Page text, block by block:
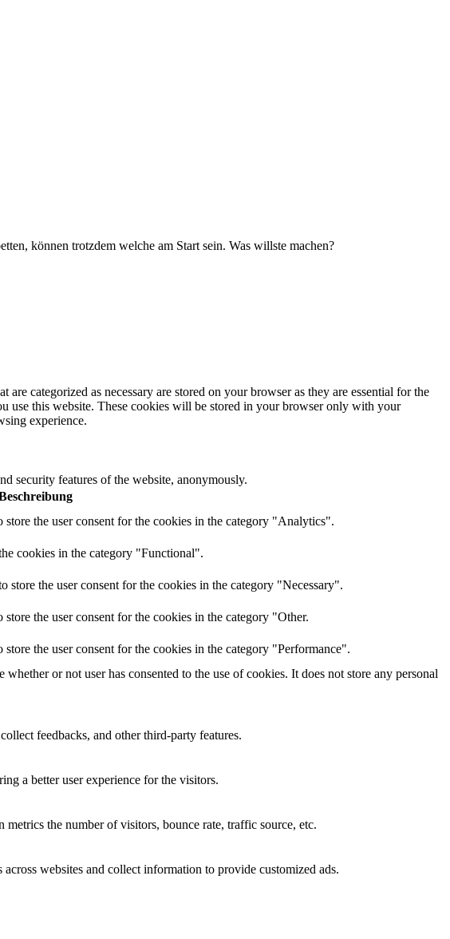
können trotzdem welche am Start sein. Was willste machen?
categorized as necessary are stored on your browser as they are essential for the
use this website. These cookies will be stored in your browser only with your
experience.
security features of the website, anonymously.
the user consent for the cookies in the category "Analytics".
cookies in the category "Functional".
the user consent for the cookies in the category "Necessary".
the user consent for the cookies in the category "Other.
the user consent for the cookies in the category "Performance".
or not user has consented to the use of cookies. It does not store any personal
feedbacks, and other third-party features.
a better user experience for the visitors.
the number of visitors, bounce rate, traffic source, etc.
websites and collect information to provide customized ads.